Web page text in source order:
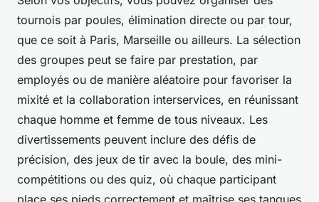
tournois par poules, élimination directe ou par tour,
que ce soit à Paris, Marseille ou ailleurs. La sélection
des groupes peut se faire par prestation, par
employés ou de manière aléatoire pour favoriser la
mixité et la collaboration interservices, en réunissant
chaque homme et femme de tous niveaux. Les
divertissements peuvent inclure des défis de
précision, des jeux de tir avec la boule, des mini-
compétitions ou des quiz, où chaque participant
place ses pieds correctement et maîtrise ses tanques